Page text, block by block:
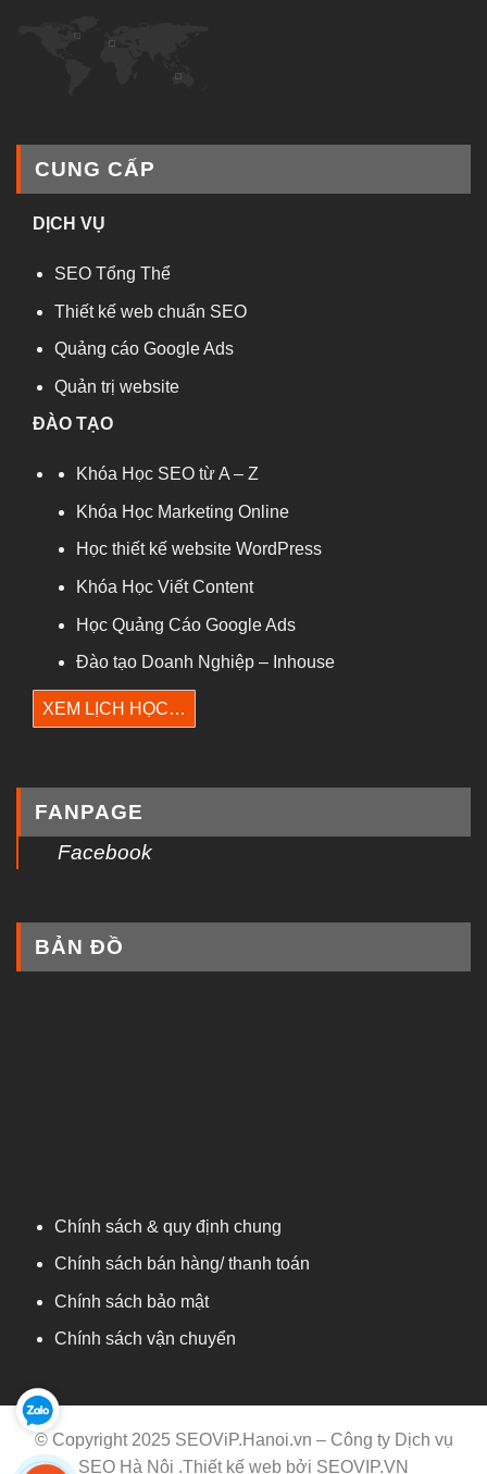
CUNG CẤP
DỊCH VỤ
SEO Tổng Thể
Thiết kế web chuẩn SEO
Quảng cáo Google Ads
Quản trị website
ĐÀO TẠO
Khóa Học SEO từ A – Z
Khóa Học Marketing Online
Học thiết kế website WordPress
Khóa Học Viết Content
Học Quảng Cáo Google Ads
Đào tạo Doanh Nghiệp – Inhouse
XEM LỊCH HỌC…
FANPAGE
Facebook
BẢN ĐỒ
Chính sách & quy định chung
Chính sách bán hàng/ thanh toán
Chính sách bảo mật
Chính sách vận chuyển
© Copyright 2025 SEOViP.Hanoi.vn – Công ty Dịch vụ
SEO Hà Nội .Thiết kế web bởi SEOVIP.VN